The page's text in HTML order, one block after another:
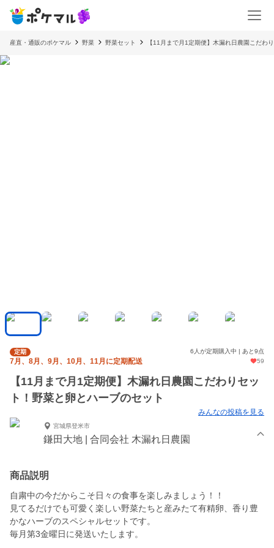
産直・通販のポケマル 野菜 野菜セット 【11月まで月1定期便】木漏れ日農園こだわ
定期 6人が定期購入中 | あと9点
7月、8月、9月、10月、11月に定期配送 59
【11月まで月1定期便】木漏れ日農園こだわりセッ
ト！野菜と卵とハーブのセット
みんなの投稿を見る
宮城県登米市
鎌田大地 | 合同会社 木漏れ日農園
商品説明
自粛中の今だからこそ日々の食事を楽しみましょう！！
見てるだけでも可愛く楽しい野菜たちと産みたて有精卵、香り豊
かなハーブのスペシャルセットです。
毎月第3金曜日に発送いたします。